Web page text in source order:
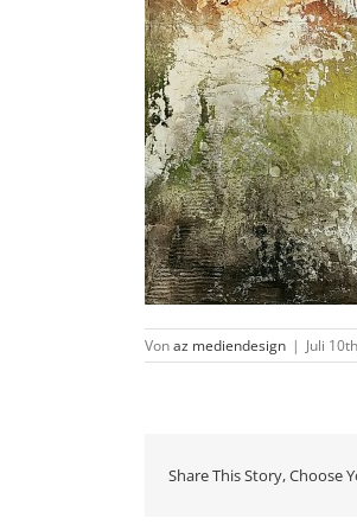
Vonaz mediendesign | Juli
Share This Story, Choose